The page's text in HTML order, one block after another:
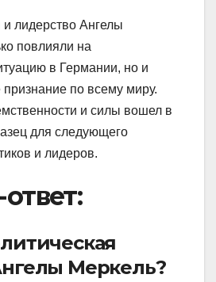
лидерство Ангелы
повлияли на
в Германии, но и
по всему миру.
и силы вошел в
для следующего
и лидеров.
Меркель?